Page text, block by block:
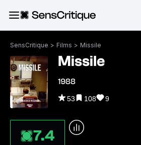
SensCritique > Films > Missile
Missile
1988
53 108 9
7.4